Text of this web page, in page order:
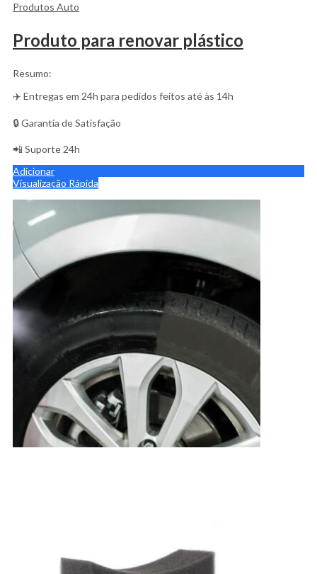
Produtos Auto
Produto para renovar plástico
Resumo:
✈️ Entregas em 24h para pedidos feitos até às 14h
🔒 Garantia de Satisfação
📲 Suporte 24h
Adicionar
Visualização Rápida